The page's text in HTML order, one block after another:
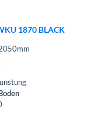
1870 BLACK